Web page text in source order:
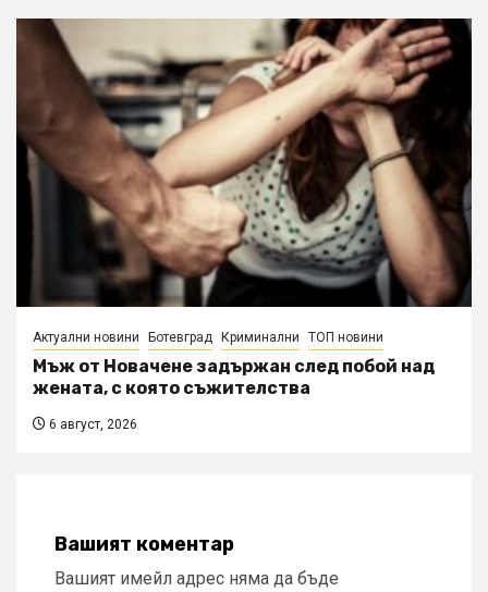
Актуални новини Ботевград Криминални ТОП новини
Мъж от Новачене задържан след побой над
жената, с която съжителства
6 август, 2026
Вашият коментар
Вашият имейл адрес няма да бъде